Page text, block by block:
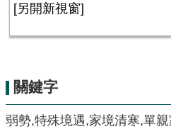
[另開新視窗]
關鍵字
弱勢,特殊境遇,家境清寒,單